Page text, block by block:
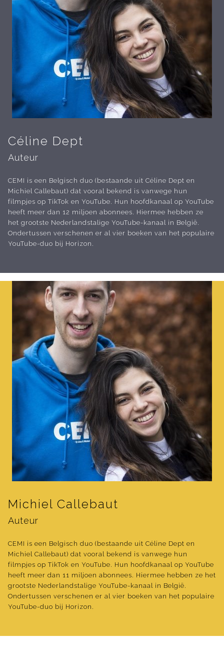
Céline Dept
Auteur
CEMI is een Belgisch duo (bestaande uit Céline Dept en
Michiel Callebaut) dat vooral bekend is vanwege hun
filmpjes op TikTok en YouTube. Hun hoofdkanaal op YouTube
heeft meer dan 12 miljoen abonnees. Hiermee hebben ze
het grootste Nederlandstalige YouTube-kanaal in België.
Ondertussen verschenen er al vier boeken van het populaire
YouTube-duo bij Horizon.
Michiel Callebaut
Auteur
CEMI is een Belgisch duo (bestaande uit Céline Dept en
Michiel Callebaut) dat vooral bekend is vanwege hun
filmpjes op TikTok en YouTube. Hun hoofdkanaal op YouTube
heeft meer dan 11 miljoen abonnees. Hiermee hebben ze het
grootste Nederlandstalige YouTube-kanaal in België.
Ondertussen verschenen er al vier boeken van het populaire
YouTube-duo bij Horizon.